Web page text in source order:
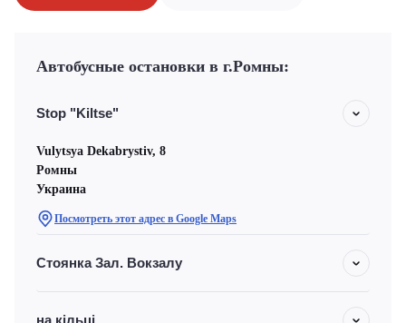
Автобусные остановки в г.Ромны:
Stop "Kiltse"
Vulytsya Dekabrystiv, 8
Ромны
Украина
Посмотреть этот адрес в Google Maps
Стоянка Зал. Вокзалу
на кільці